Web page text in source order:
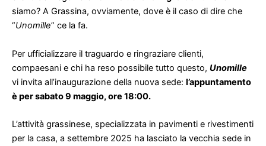
siamo? A Grassina, ovviamente, dove è il caso di dire che
“Unomille” ce la fa.
Per ufficializzare il traguardo e ringraziare clienti,
compaesani e chi ha reso possibile tutto questo, Unomille
vi invita all’inaugurazione della nuova sede: l’appuntamento
è per sabato 9 maggio, ore 18:00.
L’attività grassinese, specializzata in pavimenti e rivestimenti
per la casa, a settembre 2025 ha lasciato la vecchia sede in